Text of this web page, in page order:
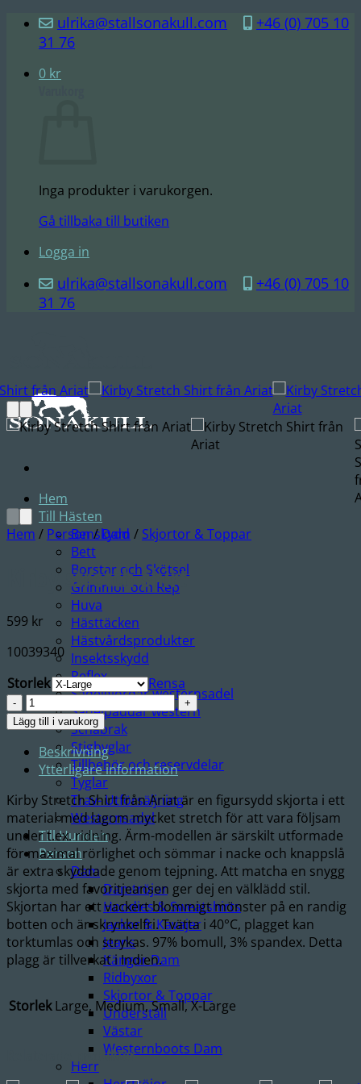
Skip
ulrika@stallsonakull.com
+46 (0) 705 10
31 76
0 kr
Inga produkter i varukorgen.
Gå tillbaka till butiken
Logga in
ulrika@stallsonakull.com
+46 (0) 705 10
31 76
Hem
Till Hästen
Benskydd
Bett
Borstar och Skötsel
Grimmor och Rep
Huva
Hästtäcken
Hästvårdsprodukter
Insektsskydd
Reflex
Sadelgjordar westernsadel
Sadelpaddar western
Schabrak
Stigbyglar
Tillbehör och reservdelar
Tyglar
Trav- Utförsäljning
Westernsadel
Till Hunden
Person
Dam
Damtröjor
Hoodies & Sweatshirts
Jackor & Kavajer
Jeans
Kängor Dam
Ridbyxor
Skjortor & Toppar
Underställ
Västar
Westernboots Dam
Herr
Hem / Person/Dam / Skjortor & Toppar
Kirby stretch shirt
599 kr
10039340
Storlek
Rensa
Kirby
stretch
mängd
Lägg till i varukorg
Beskrivning
Ytterligare information
Kirby Stretch Shirt från Ariat är en figursydd skjorta i ett
material med lagom mycket stretch för att vara följsam
under t.ex. ridning. Ärm-modellen är särskilt utformade
för maximal rörlighet och sömmar i nacke och knappslå
är extra skyddade genom tejpning. Att matcha en snygg
skjorta med favoritjeansen ger dej en välklädd stil.
Skjortan har ett vackert blommigt mönster på en randig
botten och är skrynkelfri. Tvätta i 40°C, plagget kan
torktumlas och strykas. 97% bomull, 3% spandex. Detta
plagg är tillverkat i Indien.
Storlek Large, Medium, Small, X-Large
Relaterade produkter